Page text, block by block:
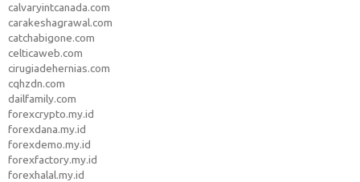
calvaryintcanada.com
carakeshagrawal.com
catchabigone.com
celticaweb.com
cirugiadehernias.com
cqhzdn.com
dailfamily.com
forexcrypto.my.id
forexdana.my.id
forexdemo.my.id
forexfactory.my.id
forexhalal.my.id